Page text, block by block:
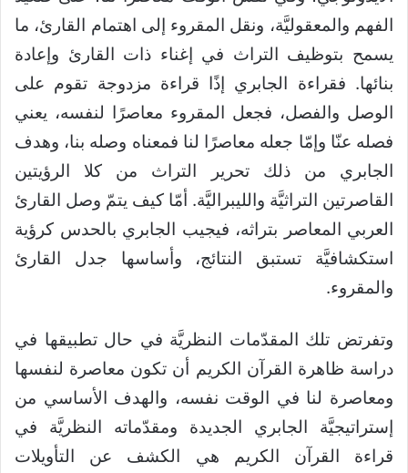
الفهم والمعقوليَّة، ونقل المقروء إلى اهتمام القارئ، ما
يسمح بتوظيف التراث في إغناء ذات القارئ وإعادة
بنائها. فقراءة الجابري إذًا قراءة مزدوجة تقوم على
الوصل والفصل، فجعل المقروء معاصرًا لنفسه، يعني
فصله عنّا وإمّا جعله معاصرًا لنا فمعناه وصله بنا، وهدف
الجابري من ذلك تحرير التراث من كلا الرؤيتين
القاصرتين التراثيَّة والليبراليَّة. أمّا كيف يتمّ وصل القارئ
العربي المعاصر بتراثه، فيجيب الجابري بالحدس كرؤية
استكشافيَّة تستبق النتائج، وأساسها جدل القارئ
والمقروء.
وتفرتض تلك المقدّمات النظريَّة في حال تطبيقها في
دراسة ظاهرة القرآن الكريم أن تكون معاصرة لنفسها
ومعاصرة لنا في الوقت نفسه، والهدف الأساسي من
إستراتيجيَّة الجابري الجديدة ومقدّماته النظريَّة في
قراءة القرآن الكريم هي الكشف عن التأويلات